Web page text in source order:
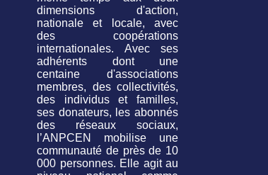
dimensions d'action,
nationale et locale, avec
des coopérations
internationales. Avec ses
adhérents dont une
centaine d'associations
membres, des collectivités,
des individus et familles,
ses donateurs, les abonnés
des réseaux sociaux,
l’ANPCEN mobilise une
communauté de près de 10
000 personnes. Elle agit au